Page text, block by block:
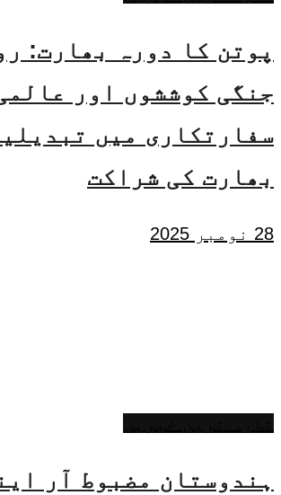
پوتن کا دورہ بھارت:
جنگی کوششوں اور
سفارتکاری میں
بھارت کی شراکت
28 نومبر 2025
ہندوستان مضبوط آر